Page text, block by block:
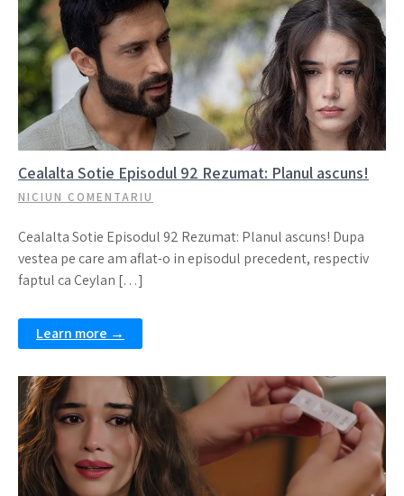
Cealalta Sotie Episodul 92 Rezumat: Planul ascuns!
NICIUN COMENTARIU
Cealalta Sotie Episodul 92 Rezumat: Planul ascuns! Dupa
vestea pe care am aflat-o in episodul precedent, respectiv
faptul ca Ceylan […]
Learn more →